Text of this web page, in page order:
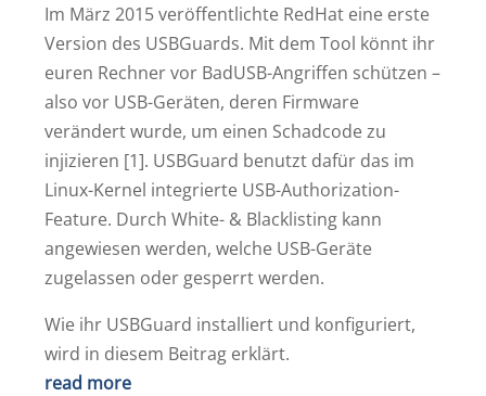
Im März 2015 veröffentlichte RedHat eine erste
Version des USBGuards. Mit dem Tool könnt ihr
euren Rechner vor BadUSB-Angriffen schützen –
also vor USB-Geräten, deren Firmware
verändert wurde, um einen Schadcode zu
injizieren [1]. USBGuard benutzt dafür das im
Linux-Kernel integrierte USB-Authorization-
Feature. Durch White- & Blacklisting kann
angewiesen werden, welche USB-Geräte
zugelassen oder gesperrt werden.
Wie ihr USBGuard installiert und konfiguriert,
wird in diesem Beitrag erklärt.
read more